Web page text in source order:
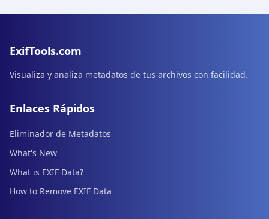
ExifTools.com
Visualiza y analiza metadatos de tus archivos con facilidad.
Enlaces Rápidos
Eliminador de Metadatos
What's New
What is EXIF Data?
How to Remove EXIF Data